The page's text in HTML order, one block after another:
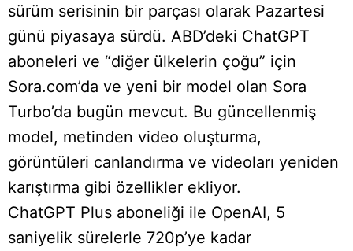
sürüm serisinin bir parçası olarak Pazartesi
günü piyasaya sürdü. ABD’deki ChatGPT
aboneleri ve “diğer ülkelerin çoğu” için
Sora.com’da ve yeni bir model olan Sora
Turbo’da bugün mevcut. Bu güncellenmiş
model, metinden video oluşturma,
görüntüleri canlandırma ve videoları yeniden
karıştırma gibi özellikler ekliyor.
ChatGPT Plus aboneliği ile OpenAI, 5
saniyelik sürelerle 720p’ye kadar